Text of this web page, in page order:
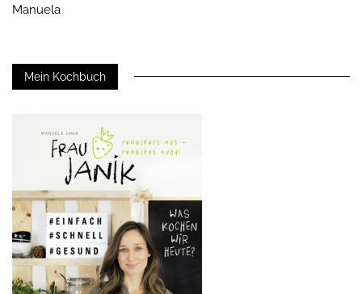
Manuela
Mein Kochbuch